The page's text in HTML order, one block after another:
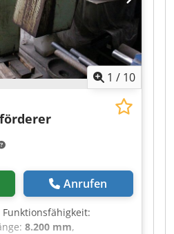
1 / 10
Anrufen
Funktionsfähigkeit:
8.200 mm,